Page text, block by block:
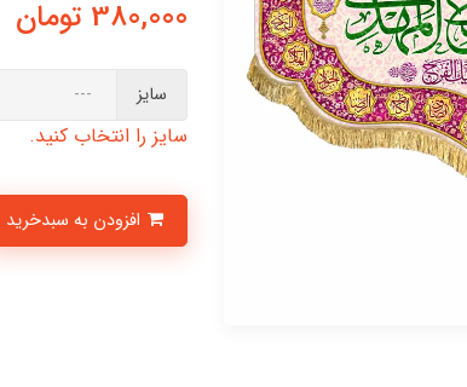
380,000 تومان
سایز
سایز را انتخاب کنید.